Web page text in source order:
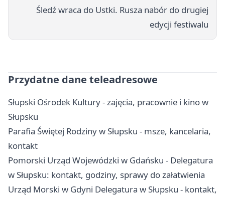
Śledź wraca do Ustki. Rusza nabór do drugiej
edycji festiwalu
Przydatne dane teleadresowe
Słupski Ośrodek Kultury - zajęcia, pracownie i kino w
Słupsku
Parafia Świętej Rodziny w Słupsku - msze, kancelaria,
kontakt
Pomorski Urząd Wojewódzki w Gdańsku - Delegatura
w Słupsku: kontakt, godziny, sprawy do załatwienia
Urząd Morski w Gdyni Delegatura w Słupsku - kontakt,